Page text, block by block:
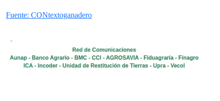
Fuente: CONtextoganadero​